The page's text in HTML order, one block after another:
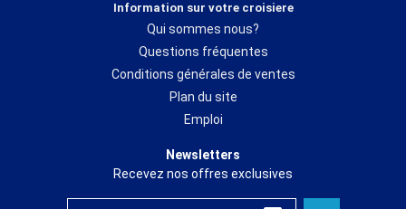
Information sur votre croisiere
Qui sommes nous?
Questions fréquentes
Conditions générales de ventes
Plan du site
Emploi
Newsletters
Recevez nos offres exclusives